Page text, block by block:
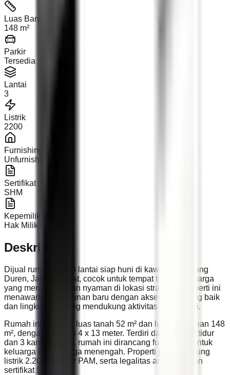
Luas Bangunan
148 m²
Parkir
Tersedia
Lantai
3
Listrik
2200
Furnishing
Unfurnished
Sertifikat
SHM
Kepemilikan
Hak Milik
Deskripsi
Dijual rumah baru 3 lantai siap huni di kawasan Tanjung
Duren, Jakarta Barat, cocok untuk tempat tinggal keluarga
yang mencari hunian nyaman di lokasi strategis. Properti ini
menawarkan bangunan baru dengan akses jalan yang baik
dan lingkungan yang mendukung aktivitas sehari-hari.
Rumah ini memiliki luas tanah 52 m² dan luas bangunan 148
m², dengan dimensi 4 x 13 meter. Terdiri dari 3 kamar tidur
dan 3 kamar mandi, rumah ini dirancang fungsional untuk
keluarga kecil hingga menengah. Properti juga didukung
listrik 2.200 watt, air PAM, serta legalitas aman dengan
sertifikat SHM.